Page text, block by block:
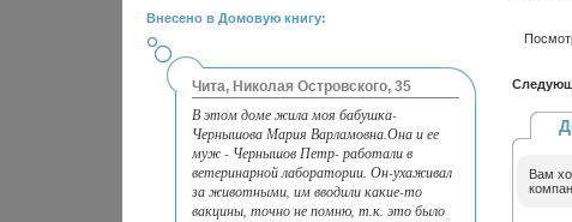
Внесено в Домовую книгу:
Чита, Николая Островского, 35
В этом доме жила моя бабушка-
Чернышова Мария Варламовна.Она и ее
муж - Чернышов Петр- работали в
ветеринарной лаборатории. Он-ухаживал
за животными, им вводили какие-то
вакцины, точно не помню, т.к. это было
Вам